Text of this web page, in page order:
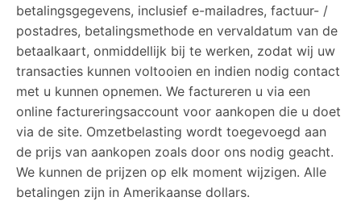
betalingsgegevens, inclusief e-mailadres, factuur- /
postadres, betalingsmethode en vervaldatum van de
betaalkaart, onmiddellijk bij te werken, zodat wij uw
transacties kunnen voltooien en indien nodig contact
met u kunnen opnemen. We factureren u via een
online factureringsaccount voor aankopen die u doet
via de site. Omzetbelasting wordt toegevoegd aan
de prijs van aankopen zoals door ons nodig geacht.
We kunnen de prijzen op elk moment wijzigen. Alle
betalingen zijn in Amerikaanse dollars.